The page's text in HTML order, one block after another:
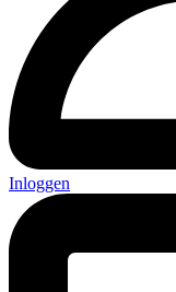
Inloggen